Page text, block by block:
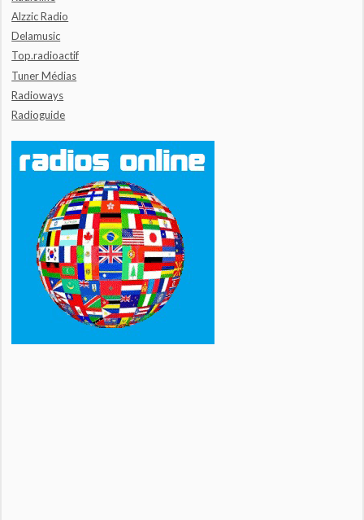
Alzzic Radio
Delamusic
Top.radioactif
Tuner Médias
Radioways
Radioguide